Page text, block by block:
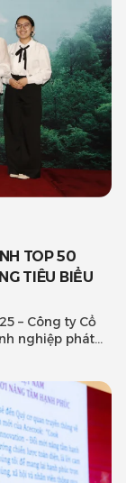
TOP 50
TIÊU BIỂU
– Công ty Cổ
nghiệp phát